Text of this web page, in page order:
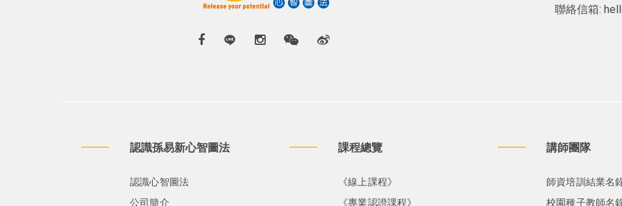
聯絡信箱:
認識孫易新心智圖法
認識心智圖法
公司簡介
課程總覽
《線上課程》
《專業認證課程》
講師團隊
師資培訓結業名
校園種子教師名